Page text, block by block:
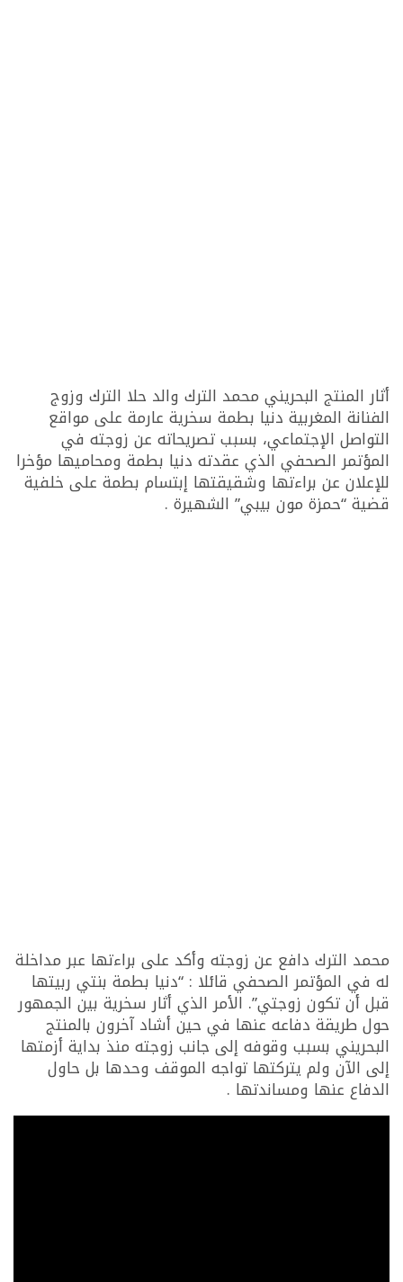
أثار المنتج البحريني محمد الترك والد حلا الترك وزوج
الفنانة المغربية دنيا بطمة سخرية عارمة على مواقع
التواصل الإجتماعي، بسبب تصريحاته عن زوجته في
المؤتمر الصحفي الذي عقدته دنيا بطمة ومحاميها مؤخرا
للإعلان عن براءتها وشقيقتها إبتسام بطمة على خلفية
قضية “حمزة مون بيبي” الشهيرة .
محمد الترك دافع عن زوجته وأكد على براءتها عبر مداخلة
له في المؤتمر الصحفي قائلا : “دنيا بطمة بنتي ربيتها
قبل أن تكون زوجتي”. الأمر الذي أثار سخرية بين الجمهور
حول طريقة دفاعه عنها في حين أشاد آخرون بالمنتج
البحريني بسبب وقوفه إلى جانب زوجته منذ بداية أزمتها
إلى الآن ولم يتركتها تواجه الموقف وحدها بل حاول
الدفاع عنها ومساندتها .